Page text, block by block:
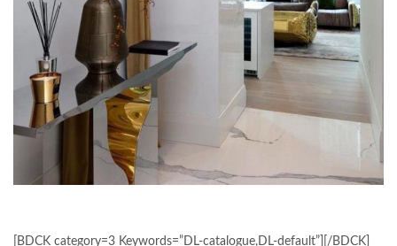
[BDCK category=3 Keywords=”DL-catalogue,DL-default”][/BDCK]